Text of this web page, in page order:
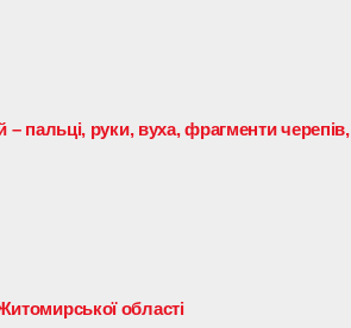
– пальці, руки, вуха, фрагменти черепів,
області